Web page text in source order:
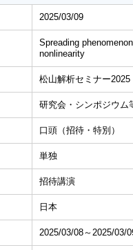
2025/03/09
Spreading
nonlinearity
松山解析セミナー2025
研究会・シンポジウム
口頭（招待・特別）
単独
招待講演
日本
2025/03/08～2025/03/